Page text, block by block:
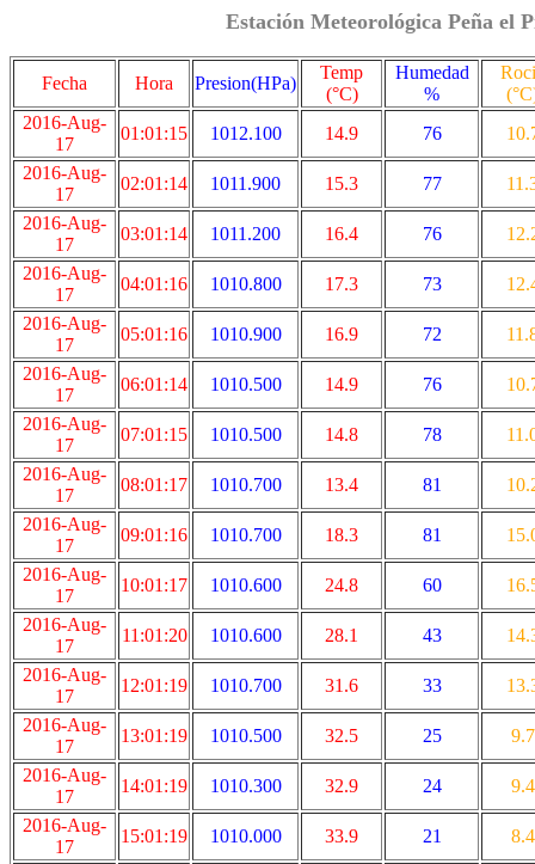
Estación Meteorológica Peña el
Fecha Hora Presion(HPa)
Temp
(°C)
Humedad
%
2016-Aug-
17
01:01:15 1012.100 14.9 76
2016-Aug-
17
02:01:14 1011.900 15.3 77
2016-Aug-
17
03:01:14 1011.200 16.4 76
2016-Aug-
17
04:01:16 1010.800 17.3 73
2016-Aug-
17
05:01:16 1010.900 16.9 72
2016-Aug-
17
06:01:14 1010.500 14.9 76
2016-Aug-
17
07:01:15 1010.500 14.8 78
2016-Aug-
17
08:01:17 1010.700 13.4 81
2016-Aug-
17
09:01:16 1010.700 18.3 81
2016-Aug-
17
10:01:17 1010.600 24.8 60
2016-Aug-
17
11:01:20 1010.600 28.1 43
2016-Aug-
17
12:01:19 1010.700 31.6 33
2016-Aug-
17
13:01:19 1010.500 32.5 25
9.7
2016-Aug-
17
14:01:19 1010.300 32.9 24
9.4
2016-Aug-
17
15:01:19 1010.000 33.9 21
8.4